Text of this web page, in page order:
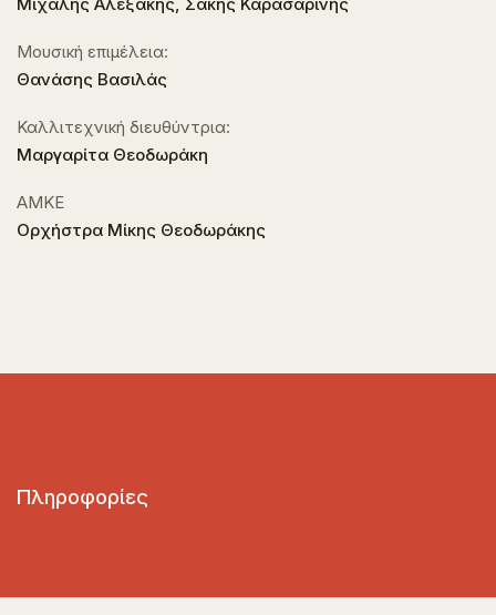
Μουσική επιμέλεια:
Θανάσης Βασιλάς
Καλλιτεχνική διευθύντρια:
Μαργαρίτα Θεοδωράκη
ΑΜΚΕ
Ορχήστρα Μίκης Θεοδωράκης
Πληροφορίες